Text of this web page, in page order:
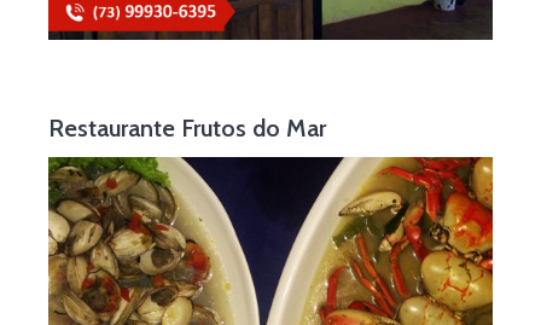
Restaurante Frutos do Mar